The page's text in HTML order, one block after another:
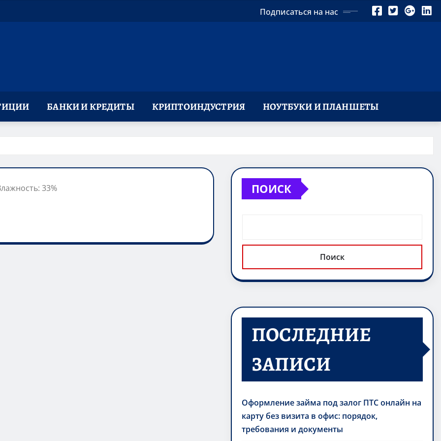
Подписаться на нас
БАНКИ И КРЕДИТЫ КРИПТОИНДУСТРИЯ НОУТБУКИ И ПЛАНШЕТЫ
33% ПОИСК
Поиск
ПОСЛЕДНИЕ
ЗАПИСИ
Оформление займа под залог ПТС онлайн на
карту без визита в офис: порядок,
требования и документы